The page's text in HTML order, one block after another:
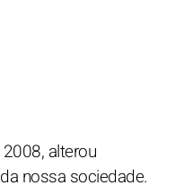
alterou
nossa sociedade.